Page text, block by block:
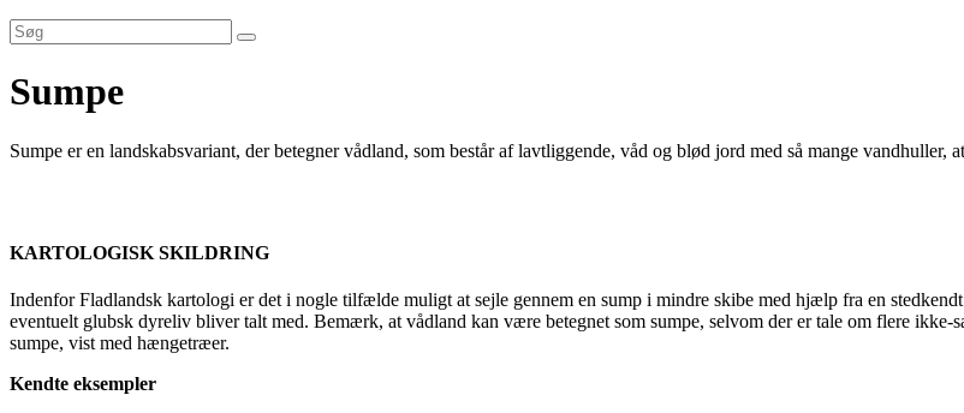
Sumpe
Sumpe er en landskabsvariant, der betegner vådland, som består af lavtliggende, våd og blød jord med så mange vandhuller,
KARTOLOGISK SKILDRING
Indenfor Fladlandsk kartologi er det i nogle tilfælde muligt at sejle gennem en sump i mindre skibe med hjælp fra en
eventuelt glubsk dyreliv bliver talt med. Bemærk, at vådland kan være betegnet som sumpe, selvom der er tale om flere
sumpe, vist med hængetræer.
Kendte eksempler